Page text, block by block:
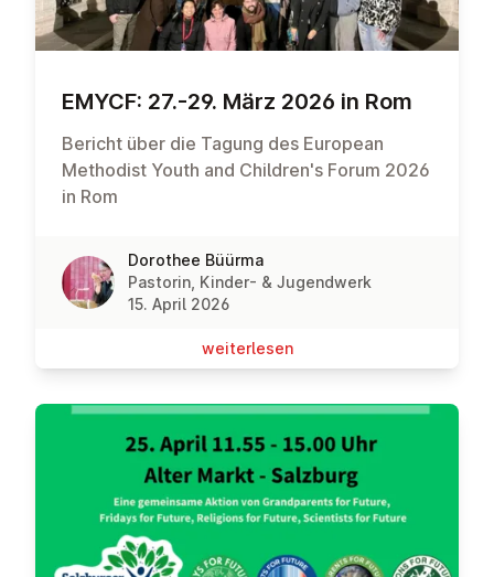
EMYCF: 27.-29. März 2026 in Rom
Bericht über die Tagung des European
Methodist Youth and Children's Forum 2026
in Rom
Dorothee Büürma
Pastorin, Kinder- & Jugendwerk
15. April 2026
wei­ter­le­sen